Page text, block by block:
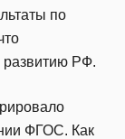
по
развитию РФ.
ФГОС. Как